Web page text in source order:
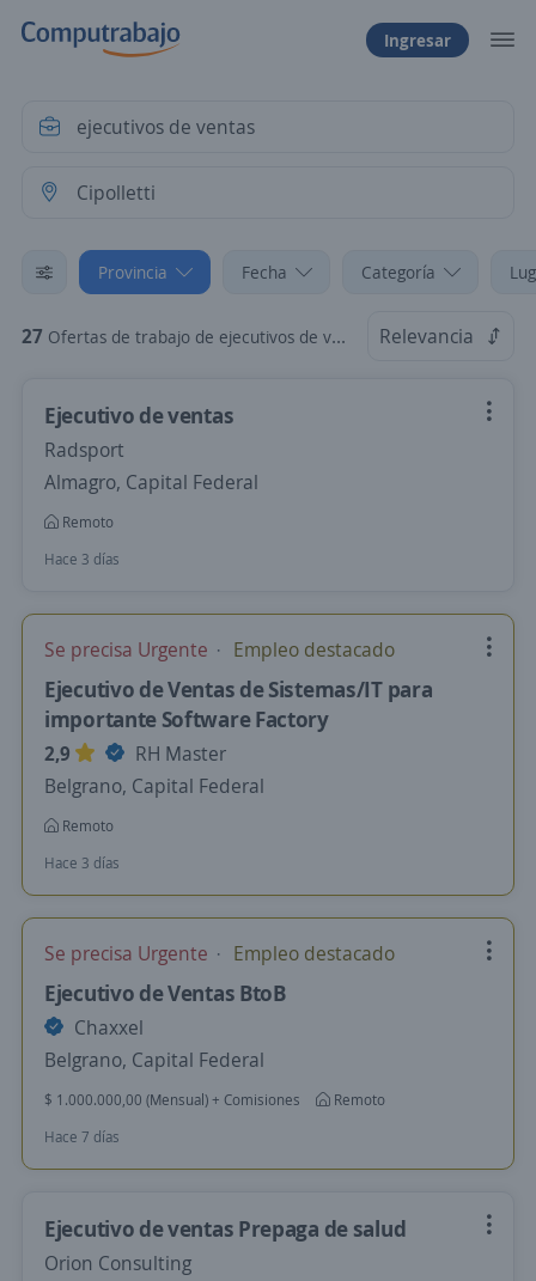
Ingresar
Provincia Fecha Categoría
27 Ofertas de trabajo de ejecutivos de ventas en Cipolletti, Neuquén Relevancia
Ejecutivo de ventas
Radsport
Almagro, Capital Federal
Remoto
Hace 3 días
Se precisa Urgente Empleo destacado
Ejecutivo de Ventas de Sistemas/IT para
importante Software Factory
2,9
RH Master
Belgrano, Capital Federal
Remoto
Hace 3 días
Se precisa Urgente Empleo destacado
Ejecutivo de Ventas BtoB
Chaxxel
Belgrano, Capital Federal
$ 1.000.000,00 (Mensual) + Comisiones
Remoto
Hace 7 días
Ejecutivo de ventas Prepaga de salud
Orion Consulting